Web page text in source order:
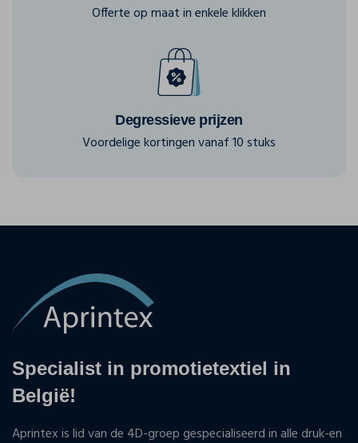
Offerte op maat in enkele klikken
Degressieve prijzen
Voordelige kortingen vanaf 10 stuks
Specialist in promotietextiel in
België!
Aprintex is lid van de 4D-groep gespecialiseerd in alle druk-en